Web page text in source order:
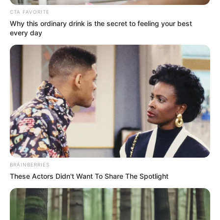
condolencias a la familia del menor”, fueron las palabras
CTA FAVORITE
Why this ordinary drink is the secret to feeling your best
every day
BRAINBERRIES
These Actors Didn't Want To Share The Spotlight